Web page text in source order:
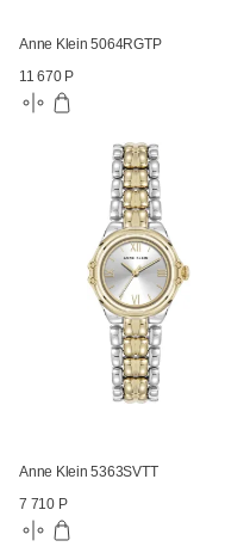
Anne Klein 5064RGTP
11 670 Р
Anne Klein 5363SVTT
7 710 Р